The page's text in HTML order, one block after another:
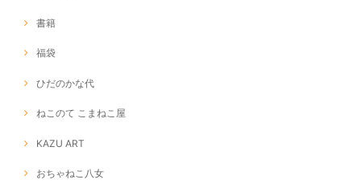
書籍
福袋
ひだのかな代
ねこのて こまねこ屋
KAZU ART
おちゃねこ八女